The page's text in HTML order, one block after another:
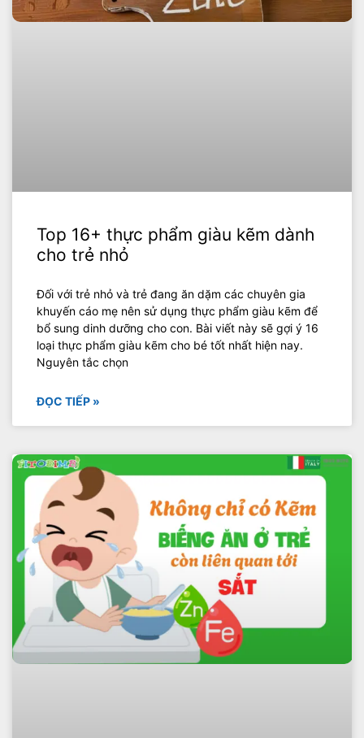
Top 16+ thực phẩm giàu kẽm dành
cho trẻ nhỏ
Đối với trẻ nhỏ và trẻ đang ăn dặm các chuyên gia
khuyến cáo mẹ nên sử dụng thực phẩm giàu kẽm để
bổ sung dinh dưỡng cho con. Bài viết này sẽ gợi ý 16
loại thực phẩm giàu kẽm cho bé tốt nhất hiện nay.
Nguyên tắc chọn
ĐỌC TIẾP »